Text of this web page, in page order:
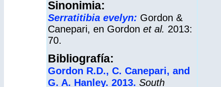
Sinonimia:
Serratitibia evelyn: Gordon &
Canepari, en Gordon et al. 2013:
70.
Bibliografía:
Gordon R.D., C. Canepari, and
G. A. Hanley. 2013. South